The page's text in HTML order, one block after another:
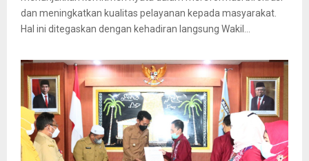
dan meningkatkan kualitas pelayanan kepada masyarakat.
Hal ini ditegaskan dengan kehadiran langsung Wakil...